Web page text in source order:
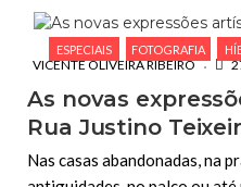
ESPECIAIS FOTOGRAFIA
VICENTE OLIVEIRA RIBEIRO
As novas
Rua Justino
Nas casas abandonadas, na